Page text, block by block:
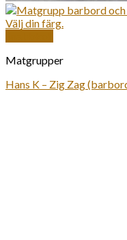
Matgrupper
Hans K – Zig Zag